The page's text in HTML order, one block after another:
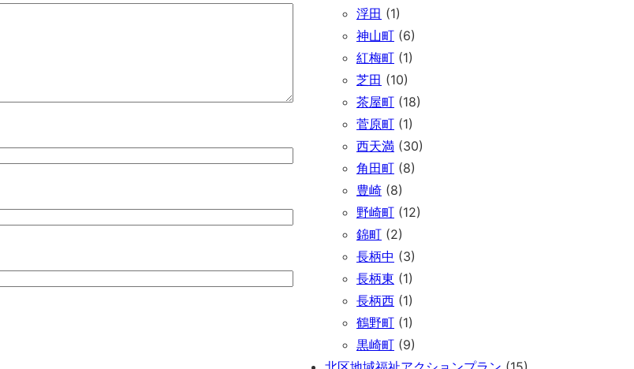
浮田 (1)
神山町 (6)
紅梅町 (1)
芝田 (10)
茶屋町 (18)
菅原町 (1)
西天満 (30)
角田町 (8)
豊崎 (8)
野崎町 (12)
錦町 (2)
長柄中 (3)
長柄東 (1)
長柄西 (1)
鶴野町 (1)
黒崎町 (9)